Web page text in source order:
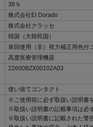
38％
株式会社El Dorado
株式会社クラッセ
韓国（大韓民国）
単回使用（非）視力補正用色付
高度医療管理機器
22600BZX00102A03
使い捨てコンタクト
※ご使用前に必ず取扱い説明書
※取扱い説明書の記載事項は必
※取扱い説明書に記載された警